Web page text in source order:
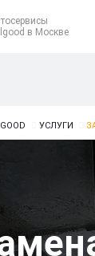
в Москве
УСЛУГИ